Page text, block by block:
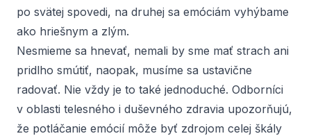
po svätej spovedi, na druhej sa emóciám vyhýbame
ako hriešnym a zlým.
Nesmieme sa hnevať, nemali by sme mať strach ani
pridlho smútiť, naopak, musíme sa ustavične
radovať. Nie vždy je to také jednoduché. Odborníci
v oblasti telesného i duševného zdravia upozorňujú,
že potláčanie emócií môže byť zdrojom celej škály